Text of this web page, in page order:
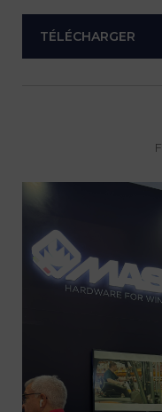
TÉLÉCHARGER